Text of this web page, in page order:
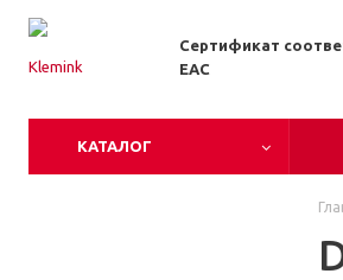
Сертификат
EAC
КАТАЛОГ